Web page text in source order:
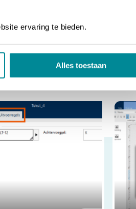
ervaring te bieden.
Alles toestaan
welke tekens je voor en/of
het oplopende nummer is